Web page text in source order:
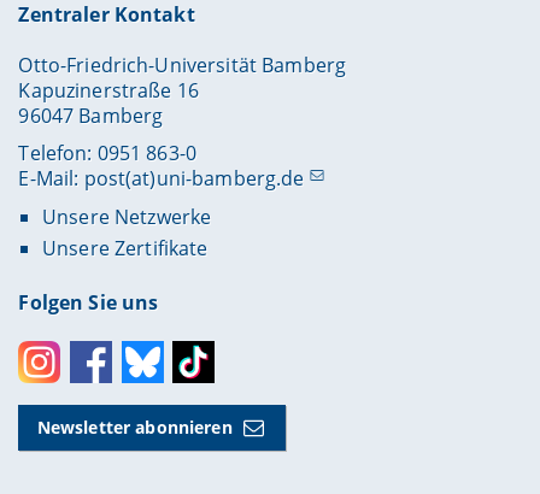
Zentraler Kontakt
Otto-Friedrich-Universität Bamberg
Kapuzinerstraße 16
96047 Bamberg
Telefon: 0951 863-0
E-Mail: post(at)uni-bamberg.de
Unsere Netzwerke
Unsere Zertifikate
Folgen Sie uns
InstagramFacebookBlueskyToktok
Newsletter abonnieren